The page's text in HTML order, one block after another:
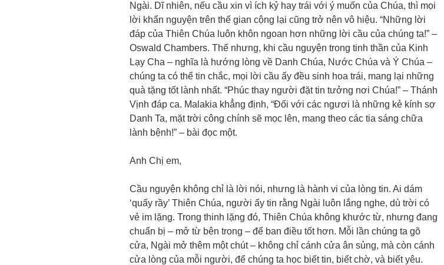
Ngài. Dĩ nhiên, nếu cầu xin vì ích kỷ hay trái với ý muốn của Chúa, thì mọi
lời khẩn nguyện trên thế gian cộng lại cũng trở nên vô hiệu. “Những lời
đáp của Thiên Chúa luôn khôn ngoan hơn những lời cầu của chúng ta!” –
Oswald Chambers. Thế nhưng, khi cầu nguyện trong tinh thần của Kinh
Lạy Cha – nghĩa là hướng lòng về Danh Chúa, Nước Chúa và Ý Chúa –
chúng ta có thể tin chắc, mọi lời cầu ấy đều sinh hoa trái, mang lại những
quà tặng tốt lành nhất. “Phúc thay người đặt tin tưởng nơi Chúa!” – Thánh
Vịnh đáp ca. Malakia khẳng định, “Đối với các ngươi là những kẻ kính sợ
Danh Ta, mặt trời công chính sẽ mọc lên, mang theo các tia sáng chữa
lành bệnh!” – bài đọc một.
Anh Chị em,
Cầu nguyện không chỉ là lời nói, nhưng là hành vi của lòng tin. Ai dám
‘quấy rầy’ Thiên Chúa, người ấy tin rằng Ngài luôn lắng nghe, dù trời có
vẻ im lặng. Trong thinh lặng đó, Thiên Chúa không khước từ, nhưng đang
chuẩn bị – mở từ bên trong – để ban điều tốt hơn. Mỗi lần chúng ta gõ
cửa, Ngài mở thêm một chút – không chỉ cánh cửa ân sủng, mà còn cánh
cửa lòng của mỗi người, để chúng ta học biết tin, biết chờ, và biết yêu.